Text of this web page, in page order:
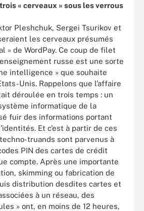
« cerveaux » sous les verrous
Pleshchuk, Sergei Tsurikov et
les cerveaux présumés
» de WordPay. Ce coup de filet
russe est une sorte
intelligence » que souhaite
Unis. Rappelons que l’affaire
déroulée en trois temps : un
informatique de la
fuir des informations portant
Et c’est à partir de ces
truands sont parvenus à
PIN des cartes de crédit
compte. Après une importante
skimming ou fabrication de
distribution desdites cartes et
à un réseau, des
» ont, en moins de 12 heures,